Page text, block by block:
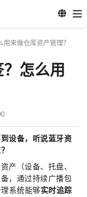
来做仓库资产管理？
怎么用
设备，听说蓝牙资
产（设备、托盘、
，通过持续广播包
系统能够实时追踪